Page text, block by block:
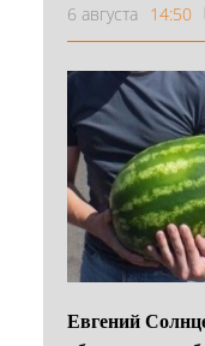
6 августа 14:50
Евгений